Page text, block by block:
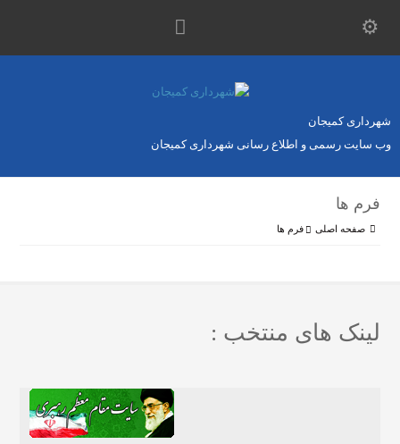
شهرداری کمیجان
وب سایت رسمی و اطلاع رسانی شهرداری کمیجان
فرم ها
صفحه اصلی فرم ها
لینک های منتخب :